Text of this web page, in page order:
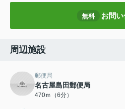
無料 お問
周辺施設
郵便局
名古屋島田郵便局
470ｍ（6分）